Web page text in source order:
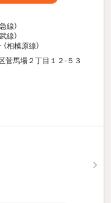
線）
線）
（相模原線）
菅馬場２丁目１２-５３